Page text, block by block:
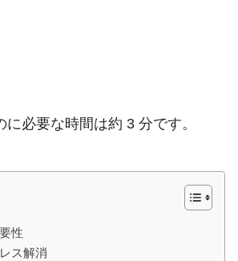
必要な時間は約 3 分です。
性
ス解消